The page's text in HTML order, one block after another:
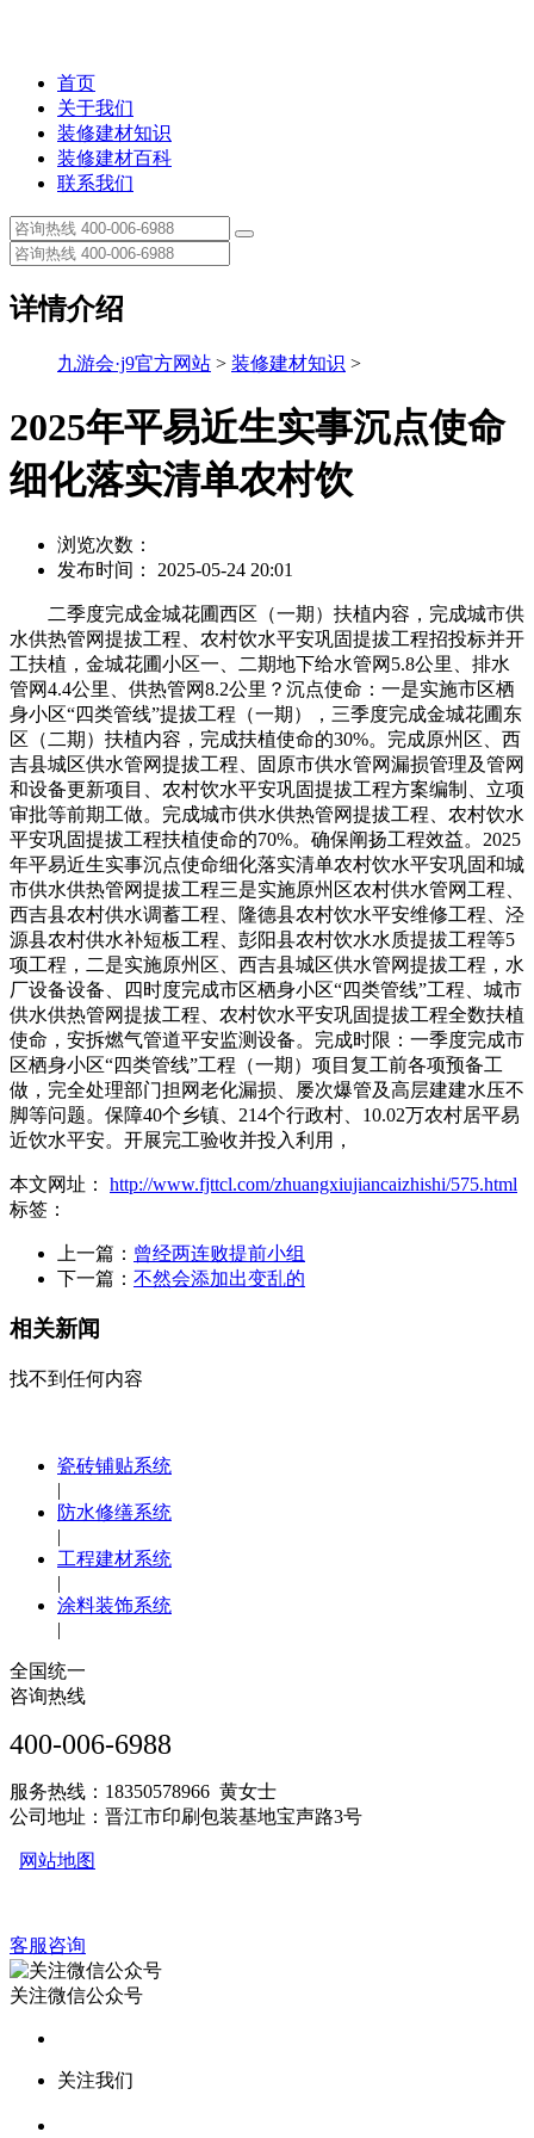
首页
关于我们
装修建材知识
装修建材百科
联系我们
详情介绍
九游会·j9官方网站 > 装修建材知识 >
2025年平易近生实事沉点使命
细化落实清单农村饮
浏览次数：
发布时间： 2025-05-24 20:01
二季度完成金城花圃西区（一期）扶植内容，完成城市供
水供热管网提拔工程、农村饮水平安巩固提拔工程招投标并开
工扶植，金城花圃小区一、二期地下给水管网5.8公里、排水
管网4.4公里、供热管网8.2公里？沉点使命：一是实施市区栖
身小区“四类管线”提拔工程（一期），三季度完成金城花圃东
区（二期）扶植内容，完成扶植使命的30%。完成原州区、西
吉县城区供水管网提拔工程、固原市供水管网漏损管理及管网
和设备更新项目、农村饮水平安巩固提拔工程方案编制、立项
审批等前期工做。完成城市供水供热管网提拔工程、农村饮水
平安巩固提拔工程扶植使命的70%。确保阐扬工程效益。2025
年平易近生实事沉点使命细化落实清单农村饮水平安巩固和城
市供水供热管网提拔工程三是实施原州区农村供水管网工程、
西吉县农村供水调蓄工程、隆德县农村饮水平安维修工程、泾
源县农村供水补短板工程、彭阳县农村饮水水质提拔工程等5
项工程，二是实施原州区、西吉县城区供水管网提拔工程，水
厂设备设备、四时度完成市区栖身小区“四类管线”工程、城市
供水供热管网提拔工程、农村饮水平安巩固提拔工程全数扶植
使命，安拆燃气管道平安监测设备。完成时限：一季度完成市
区栖身小区“四类管线”工程（一期）项目复工前各项预备工
做，完全处理部门担网老化漏损、屡次爆管及高层建建水压不
脚等问题。保障40个乡镇、214个行政村、10.02万农村居平易
近饮水平安。开展完工验收并投入利用，
本文网址： http://www.fjttcl.com/zhuangxiujiancaizhishi/575.html
标签：
上一篇： 曾经两连败提前小组
下一篇： 不然会添加出变乱的
相关新闻
找不到任何内容
瓷砖铺贴系统
|
防水修缮系统
|
工程建材系统
|
涂料装饰系统
|
全国统一
咨询热线
400-006-6988
服务热线：18350578966 黄女士
公司地址：晋江市印刷包装基地宝声路3号
网站地图
客服咨询
关注微信公众号
关注我们